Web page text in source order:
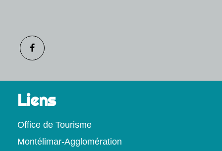
Liens
Office de Tourisme
Montélimar-Agglomération